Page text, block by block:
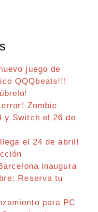
juego de
QQQbeats!!!
Zombie
y Switch el 26 de
el 24 de abril!
inaugura
Reserva tu
para PC